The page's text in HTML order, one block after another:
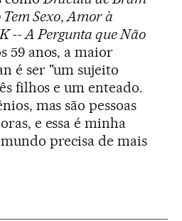
Sexo,Amor à
-- A Pergunta que Não
59 anos, a maior
é ser "um sujeito
filhos e um enteado.
mas são pessoas
e essa é minha
precisa de mais